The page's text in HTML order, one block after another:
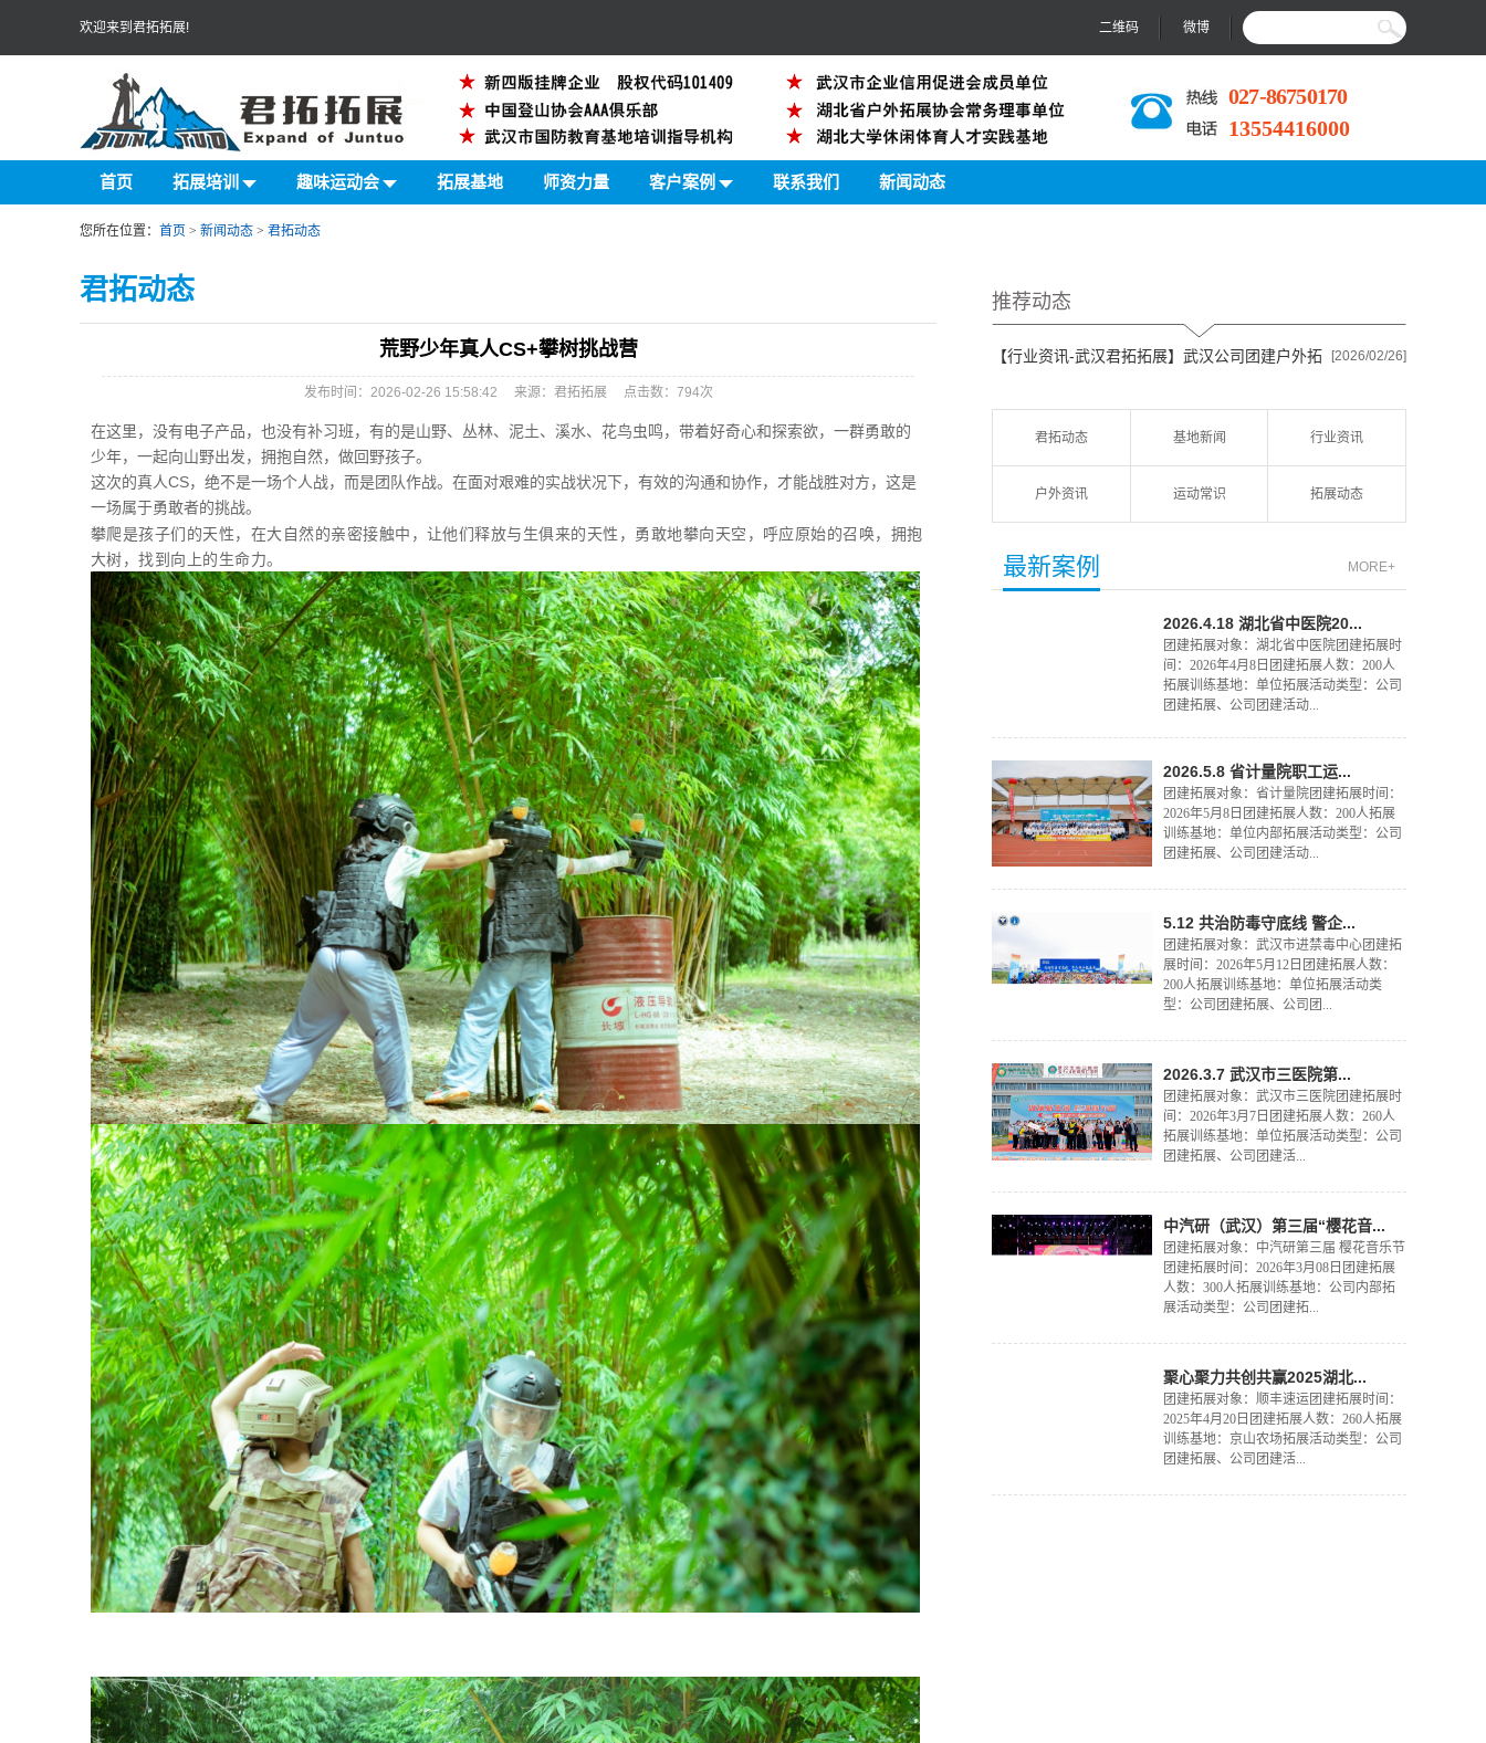
欢迎来到君拓拓展! 二维码 微博
027-86750170
13554416000
首页 拓展培训 趣味运动会 拓展基地 师资力量 客户案例 联系我们 新闻动态
您所在位置： 首页 > 新闻动态 > 君拓动态
君拓动态
荒野少年真人CS+攀树挑战营
发布时间：2026-02-26 15:58:42 来源：君拓拓展 点击数： 794次
在这里，没有电子产品，也没有补习班，有的是山野、丛林、泥土、溪水、花鸟虫鸣，带着好奇心和探索欲，一群勇敢的
少年，一起向山野出发，拥抱自然，做回野孩子。
这次的真人CS，绝不是一场个人战，而是团队作战。在面对艰难的实战状况下，有效的沟通和协作，才能战胜对方，这是
一场属于勇敢者的挑战。
攀爬是孩子们的天性，在大自然的亲密接触中，让他们释放与生俱来的天性，勇敢地攀向天空，呼应原始的召唤，拥抱
大树，找到向上的生命力。
推荐动态
[2026/02/26]
【行业资讯-武汉君拓拓展】 武汉公司团建户外拓
君拓动态 基地新闻 行业资讯
户外资讯 运动常识 拓展动态
MORE+
最新案例
2026.4.18 湖北省中医院20...
团建拓展对象：湖北省中医院团建拓展时
间：2026年4月8日团建拓展人数：200人
拓展训练基地：单位拓展活动类型：公司
团建拓展、公司团建活动...
2026.5.8 省计量院职工运...
团建拓展对象：省计量院团建拓展时间：
2026年5月8日团建拓展人数：200人拓展
训练基地：单位内部拓展活动类型：公司
团建拓展、公司团建活动...
5.12 共治防毒守底线 警企...
团建拓展对象：武汉市进禁毒中心团建拓
展时间：2026年5月12日团建拓展人数：
200人拓展训练基地：单位拓展活动类
型：公司团建拓展、公司团...
2026.3.7 武汉市三医院第...
团建拓展对象：武汉市三医院团建拓展时
间：2026年3月7日团建拓展人数：260人
拓展训练基地：单位拓展活动类型：公司
团建拓展、公司团建活...
中汽研（武汉）第三届“樱花音...
团建拓展对象：中汽研第三届 樱花音乐节
团建拓展时间：2026年3月08日团建拓展
人数：300人拓展训练基地：公司内部拓
展活动类型：公司团建拓...
聚心聚力共创共赢2025湖北...
团建拓展对象：顺丰速运团建拓展时间：
2025年4月20日团建拓展人数：260人拓展
训练基地：京山农场拓展活动类型：公司
团建拓展、公司团建活...